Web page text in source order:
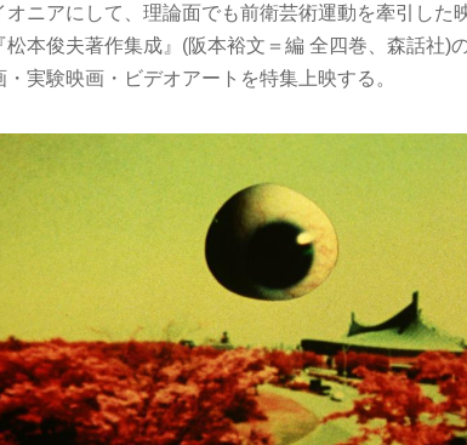
オニアにして、理論面でも前衛芸術運動を牽引した
本俊夫著作集成』(阪本裕文＝編 全四巻、森話社)
実験映画・ビデオアートを特集上映する。